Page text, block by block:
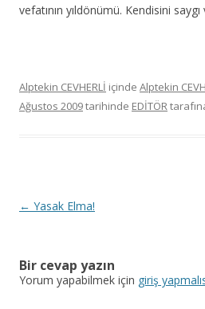
vefatının yıldönümü. Kendisini
Alptekin CEVHERLİ içinde Alptekin
Ağustos 2009tarihinde EDİTÖR
Y
ı
← Yasak Elma!
Bir cevap yazın
Yorum yapabilmek için giriş